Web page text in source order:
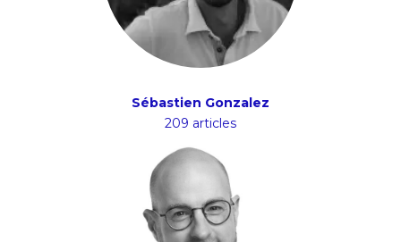
Sébastien Gonzalez
209 articles